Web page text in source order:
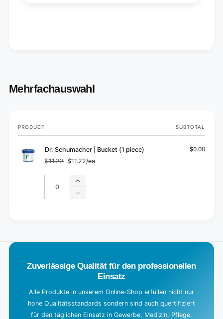
Mehrfachauswahl
Your
cart
PRODUCT SUBTOTAL
Dr. Schumacher | Bucket (1 piece)
Regular
price
$11.22
Sale
price
$11.22/ea
$0.00
Quantity
Increase
quantity
Decrease
a
Zuverlässige Qualität für den professionellen
Einsatz
Alle Produkte in unserem Online-Shop erfüllen nicht nur
hohe Qualitätsstandards sondern sind auch quertifiziert
für den täglichen Einsatz in Gewerbe, Medizin, Pflege,